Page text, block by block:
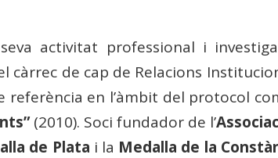
activitat professional i
càrrec de cap de Relacions
referència en l’àmbit del protocol
(2010). Soci fundador de l’
de Plata i la Medalla de la